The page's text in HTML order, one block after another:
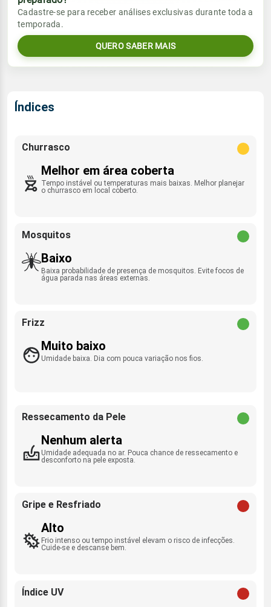
Umidade do ar
48%66%
Sol
08:08h às 19:03h
Lua
Chuva
0.0mm
Umidade do ar
Vento
SSE - 14km/h
Sol
Lua
Cadastre-se para receber análises exclusivas durante toda a
temporada.
QUERO SABER MAIS
Índices
Churrasco
Melhor em área coberta
Tempo instável ou temperaturas mais baixas. Melhor planejar
o churrasco em local coberto.
Mosquitos
Baixo
Baixa probabilidade de presença de mosquitos. Evite focos de
água parada nas áreas externas.
Frizz
Muito baixo
Umidade baixa. Dia com pouca variação nos fios.
Ressecamento da Pele
Nenhum alerta
Umidade adequada no ar. Pouca chance de ressecamento e
desconforto na pele exposta.
Gripe e Resfriado
Alto
Frio intenso ou tempo instável elevam o risco de infecções.
Cuide-se e descanse bem.
Índice UV